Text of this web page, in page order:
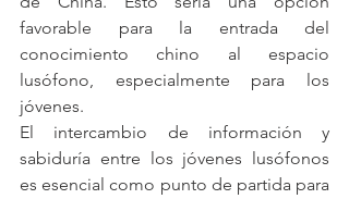
favorable para la entrada del
conocimiento chino al espacio
lusófono, especialmente para los
jóvenes.
El intercambio de información y
sabiduría entre los jóvenes lusófonos
es esencial como punto de partida para